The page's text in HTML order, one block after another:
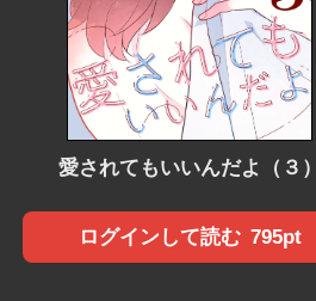
愛されてもいいんだよ（３）
ログインして読む 795pt